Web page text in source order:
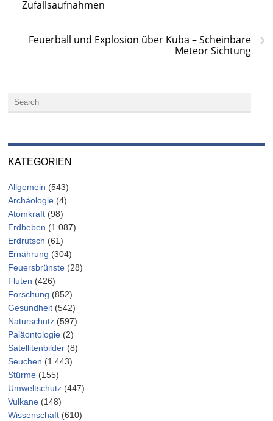
Zufallsaufnahmen
›
Feuerball und Explosion über Kuba – Scheinbare
Meteor Sichtung
KATEGORIEN
Allgemein (543)
Archäologie (4)
Atomkraft (98)
Erdbeben (1.087)
Erdrutsch (61)
Ernährung (304)
Feuersbrünste (28)
Fluten (426)
Forschung (852)
Gesundheit (542)
Naturschutz (597)
Paläontologie (2)
Satellitenbilder (8)
Seuchen (1.443)
Stürme (155)
Umweltschutz (447)
Vulkane (148)
Wissenschaft (610)